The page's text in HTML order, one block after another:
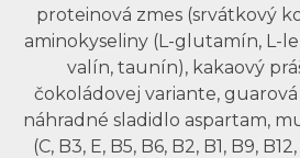
proteinová zmes (srvátkový
aminokyseliny (L-glutamín, L-
valín, taunín), kakaový
čokoládovej variante,
náhradné sladidlo aspartam,
(C, B3, E, B5, B6, B2, B1, B9,